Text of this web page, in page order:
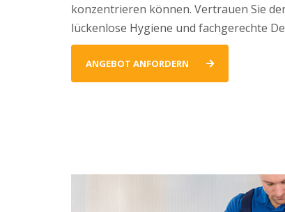
konzentrieren können. Vertrauen Sie
lückenlose Hygiene und fachgerechte
ANGEBOT ANFORDERN